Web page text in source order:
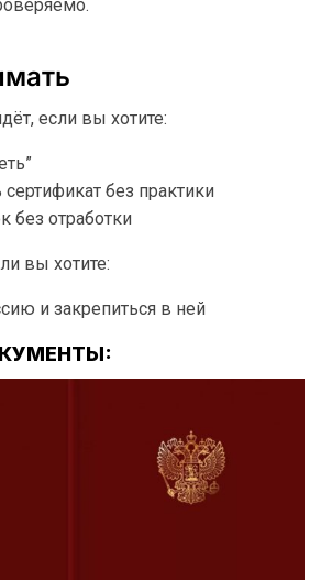
если вы хотите:
без практики
без отработки
вы хотите:
и закрепиться в ней